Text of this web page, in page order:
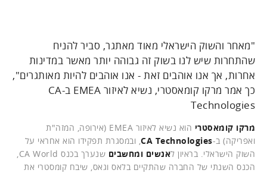
"מאחר והשוק הישראלי מאוד מאתגר, סביר להניח
שהתחרות שיש לנו בשוק זה גבוהה יותר מאשר במדינות
אחרות, אך אנו אוהבים זאת - אנו אוהבים להיות מאותגרים",
כך אמר מרקו קומאסטרי, נשיא לאיזור EMEA ב-CA
Technologies
מרקו קומאסטרי
הוא נשיא לאיזור EMEA (אירופה, המזה"ת
ואפריקה) ב-CA Technologies , ובמסגרת תפקידו הוא אחראי על
השוק הישראלי. בראיון לאנשים ומחשבים
הכנס השנתי של החברה שהתקיים בלאס וגאס, שיבח קומסטרי את